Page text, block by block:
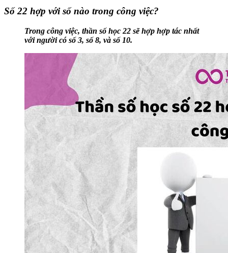
Số 22 hợp với số nào trong công việc?
Trong công việc, thần số học 22 sẽ hợp hợp tác nhất
với người có số 3, số 8, và số 10.